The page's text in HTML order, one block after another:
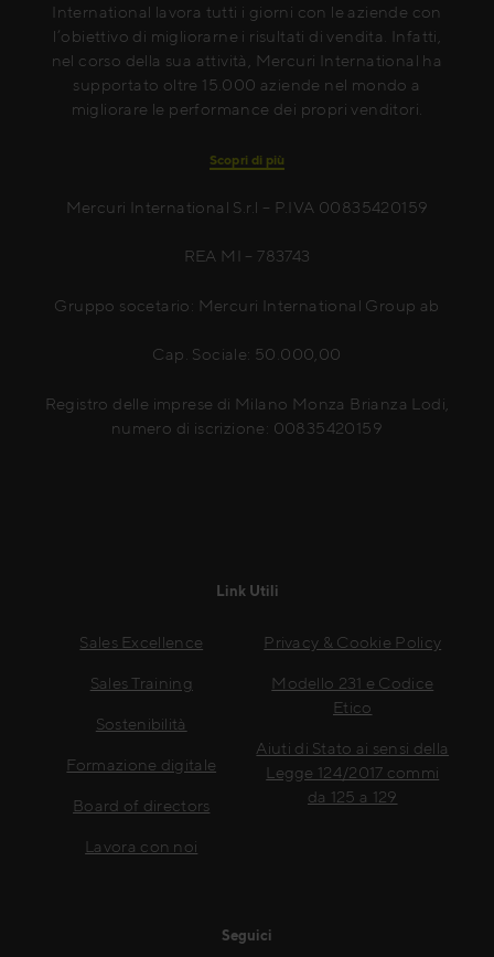
International lavora tutti i giorni con le aziende con
l’obiettivo di migliorarne i risultati di vendita. Infatti,
nel corso della sua attività, Mercuri International ha
supportato oltre 15.000 aziende nel mondo a
migliorare le performance dei propri venditori.
Scopri di più
Mercuri International S.r.l – P.IVA 00835420159
REA MI – 783743
Gruppo socetario: Mercuri International Group ab
Cap. Sociale: 50.000,00
Registro delle imprese di Milano Monza Brianza Lodi,
numero di iscrizione: 00835420159
Link Utili
Sales Excellence
Sales Training
Sostenibilità
Formazione digitale
Board of directors
Lavora con noi
Privacy & Cookie Policy
Modello 231 e Codice
Etico
Aiuti di Stato ai sensi della
Legge 124/2017 commi
da 125 a 129
Seguici